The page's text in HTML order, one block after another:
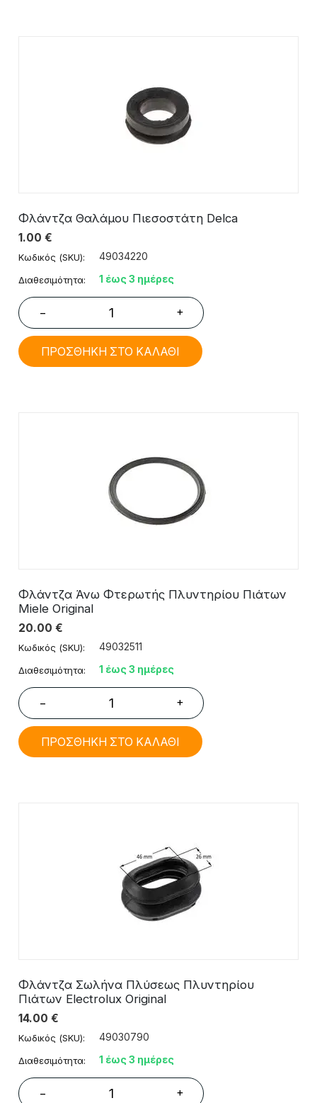
Φλάντζα Θαλάμου Πιεσοστάτη Delca
1.00 €
Κωδικός (SKU): 49034220
Διαθεσιμότητα: 1 έως 3 ημέρες
− +
ΠΡΟΣΘΗΚΗ ΣΤΟ ΚΑΛΑΘΙ
Φλάντζα Άνω Φτερωτής Πλυντηρίου Πιάτων
Miele Original
20.00 €
Κωδικός (SKU): 49032511
Διαθεσιμότητα: 1 έως 3 ημέρες
− +
ΠΡΟΣΘΗΚΗ ΣΤΟ ΚΑΛΑΘΙ
Φλάντζα Σωλήνα Πλύσεως Πλυντηρίου
Πιάτων Electrolux Original
14.00 €
Κωδικός (SKU): 49030790
Διαθεσιμότητα: 1 έως 3 ημέρες
− +